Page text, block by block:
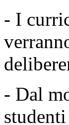
- I
- Dal